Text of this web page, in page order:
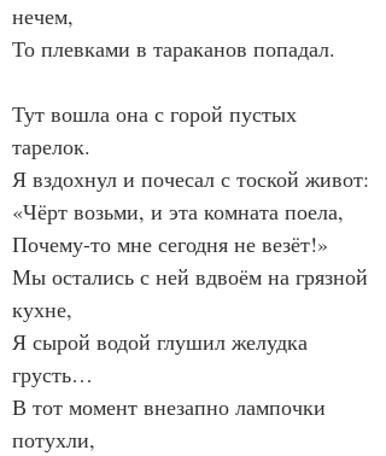
нечем,
То плевками в тараканов попадал.
Тут вошла она с горой пустых
тарелок.
Я вздохнул и почесал с тоской живот:
«Чёрт возьми, и эта комната поела,
Почему-то мне сегодня не везёт!»
Мы остались с ней вдвоём на грязной
кухне,
Я сырой водой глушил желудка
грусть…
В тот момент внезапно лампочки
потухли,